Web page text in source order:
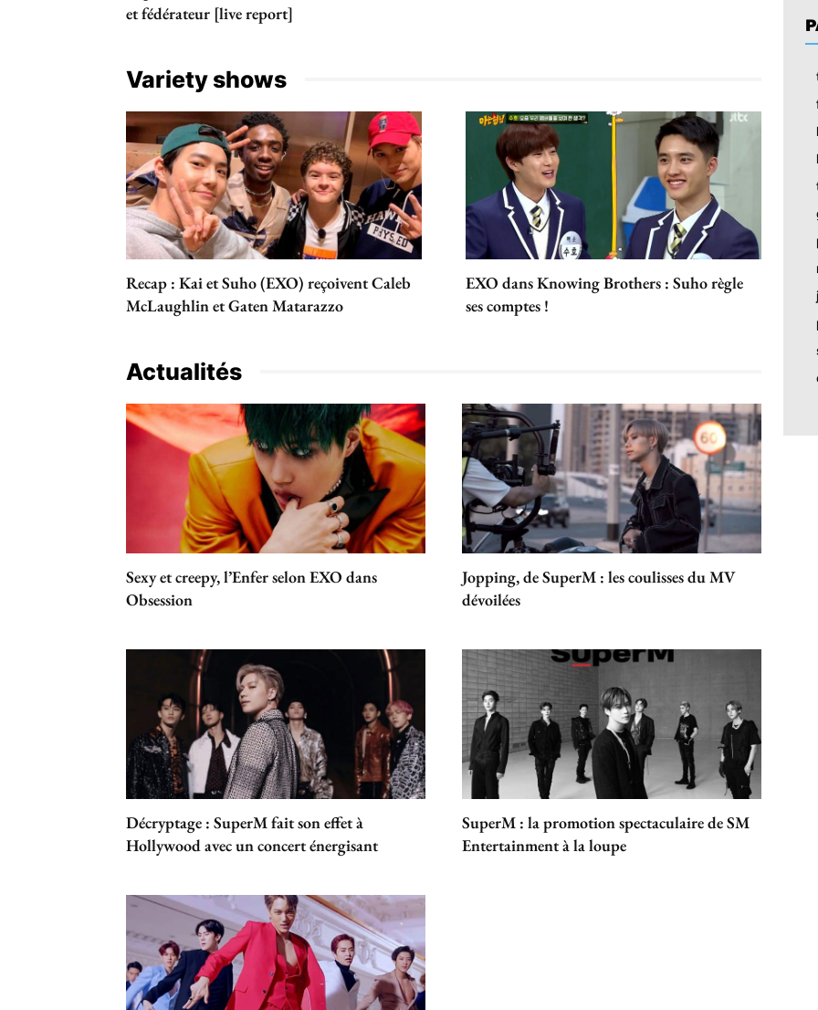
et fédérateur [live report]
Variety shows
Recap : Kai et Suho (EXO) reçoivent Caleb
McLaughlin et Gaten Matarazzo
EXO dans Knowing Brothers : Suho règle
ses comptes !
Actualités
Sexy et creepy, l’Enfer selon EXO dans
Obsession
Jopping, de SuperM : les coulisses du MV
dévoilées
Décryptage : SuperM fait son effet à
Hollywood avec un concert énergisant
SuperM : la promotion spectaculaire de SM
Entertainment à la loupe